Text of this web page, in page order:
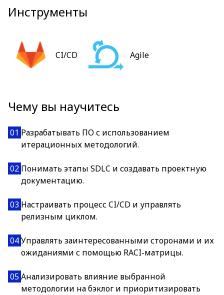
Инструменты
CI/CD Agile
Чему вы научитесь
01 Разрабатывать ПО с использованием
итерационных методологий.
02 Понимать этапы SDLC и создавать проектную
документацию.
03 Настраивать процесс CI/CD и управлять
релизным циклом.
04Управлять заинтересованными сторонами и их
ожиданиями с помощью RACI-матрицы.
05Анализировать влияние выбранной
методологии на бэклог и приоритизировать